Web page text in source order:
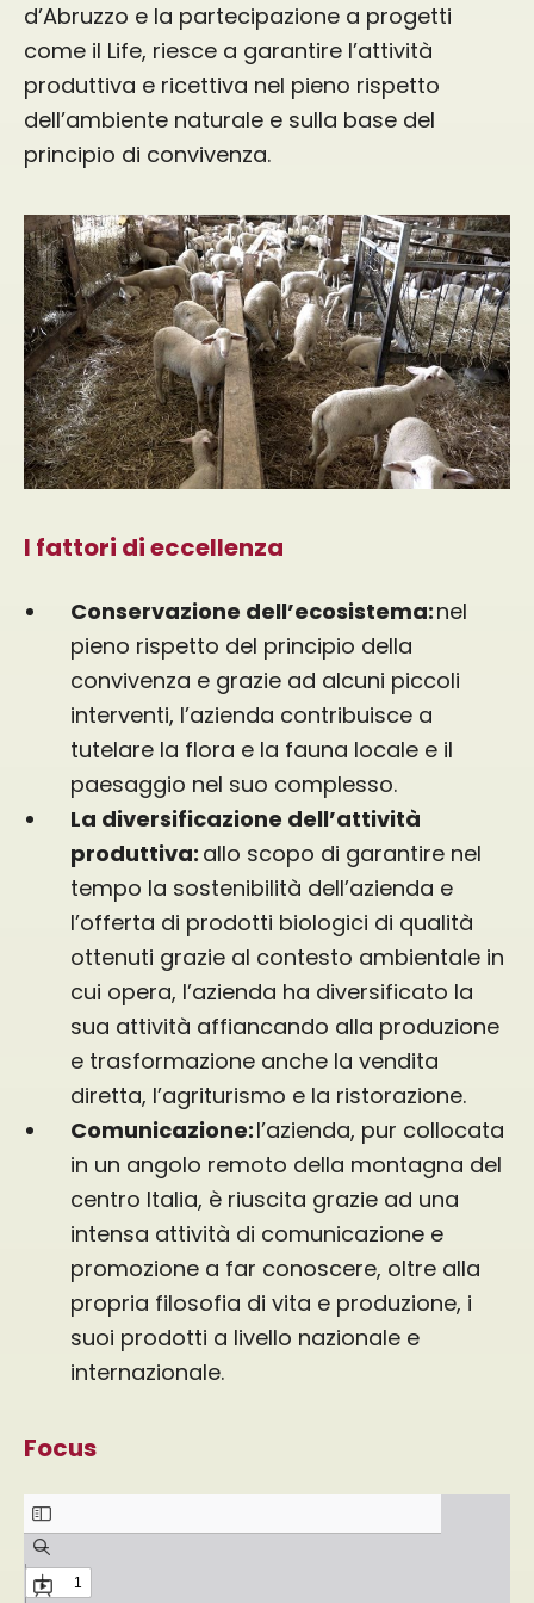
d’Abruzzo e la partecipazione a progetti
come il Life, riesce a garantire l’attività
produttiva e ricettiva nel pieno rispetto
dell’ambiente naturale e sulla base del
principio di convivenza.
I fattori di eccellenza
Conservazione dell’ecosistema:nel
pieno rispetto del principio della
convivenza e grazie ad alcuni piccoli
interventi, l’azienda contribuisce a
tutelare la flora e la fauna locale e il
paesaggio nel suo complesso.
La diversificazione dell’attività
produttiva: allo scopo di garantire nel
tempo la sostenibilità dell’azienda e
l’offerta di prodotti biologici di qualità
ottenuti grazie al contesto ambientale in
cui opera, l’azienda ha diversificato la
sua attività affiancando alla produzione
e trasformazione anche la vendita
diretta, l’agriturismo e la ristorazione.
Comunicazione:l’azienda, pur collocata
in un angolo remoto della montagna del
centro Italia, è riuscita grazie ad una
intensa attività di comunicazione e
promozione a far conoscere, oltre alla
propria filosofia di vita e produzione, i
suoi prodotti a livello nazionale e
internazionale.
Focus